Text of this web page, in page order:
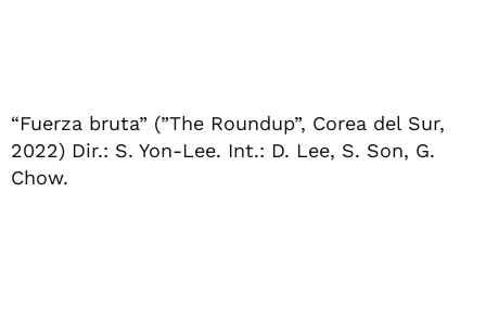
“Fuerza bruta” (”The Roundup”, Corea del Sur,
2022) Dir.: S. Yon-Lee. Int.: D. Lee, S. Son, G.
Chow.